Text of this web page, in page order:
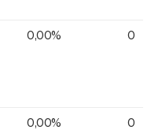
0,00% 0
0,00% 0